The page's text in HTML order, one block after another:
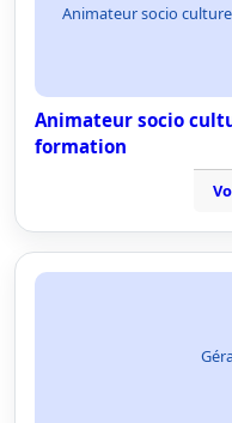
Animateur socio
Animateur socio
formation